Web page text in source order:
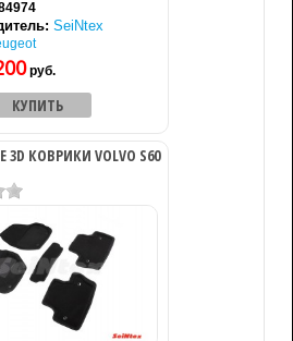
SeiNtex
руб.
КОВРИКИ VOLVO S60